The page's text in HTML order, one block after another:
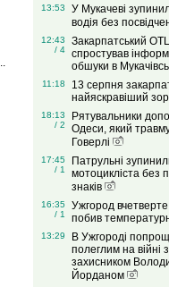
13:53
У Мукачеві
водія без
12:43
/ 4
Закарпатський
спростував
обшуки в
11:18
13 серпня
найяскравіший
18:13
/ 2
Рятувальники
Одеси, який
Говерлі
17:45
/ 1
Патрульні
мотоцикліста без
знаків
16:35
/ 1
Ужгород
побив
13:29
В Ужгороді
полеглим на війні
захисником
Йорданом